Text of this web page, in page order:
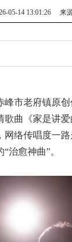
05-14 13:01:26 来
峰市老府镇原
曲《家是讲爱
网络传唱度一
治愈神曲”。